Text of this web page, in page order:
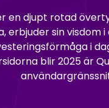
en djupt rotad
erbjuder sin
i
blir 2025 är